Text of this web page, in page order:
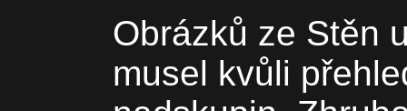
Obrázků ze Stěn
musel kvůli